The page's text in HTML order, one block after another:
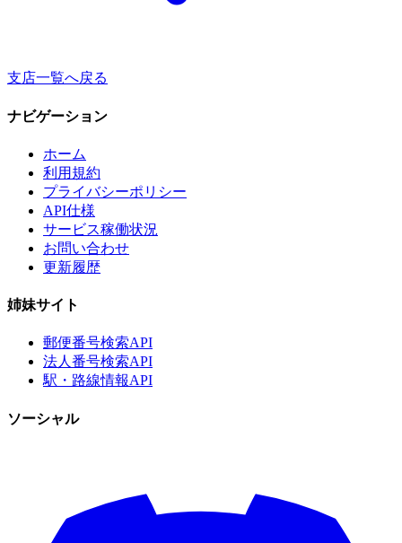
支店一覧へ戻る
ナビゲーション
ホーム
利用規約
プライバシーポリシー
API仕様
サービス稼働状況
お問い合わせ
更新履歴
姉妹サイト
郵便番号検索API
法人番号検索API
駅・路線情報API
ソーシャル